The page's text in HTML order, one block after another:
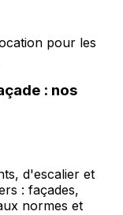
pour les
: nos
d'escalier et
: façades,
normes et